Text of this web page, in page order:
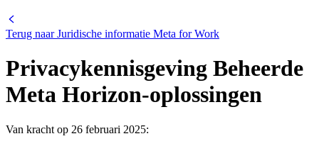
Terug naar Juridische informatie Meta for Work
Privacykennisgeving Beheerde
Meta Horizon-oplossingen
Van kracht op 26 februari 2025: